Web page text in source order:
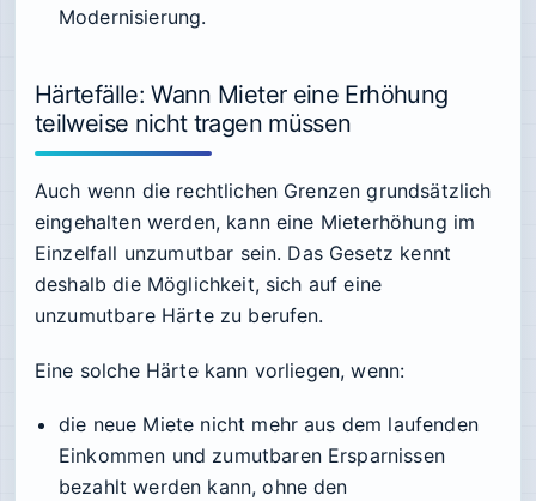
Modernisierung.
Härtefälle: Wann Mieter eine Erhöhung
teilweise nicht tragen müssen
Auch wenn die rechtlichen Grenzen grundsätzlich
eingehalten werden, kann eine Mieterhöhung im
Einzelfall unzumutbar sein. Das Gesetz kennt
deshalb die Möglichkeit, sich auf eine
unzumutbare Härte zu berufen.
Eine solche Härte kann vorliegen, wenn:
die neue Miete nicht mehr aus dem laufenden
Einkommen und zumutbaren Ersparnissen
bezahlt werden kann, ohne den